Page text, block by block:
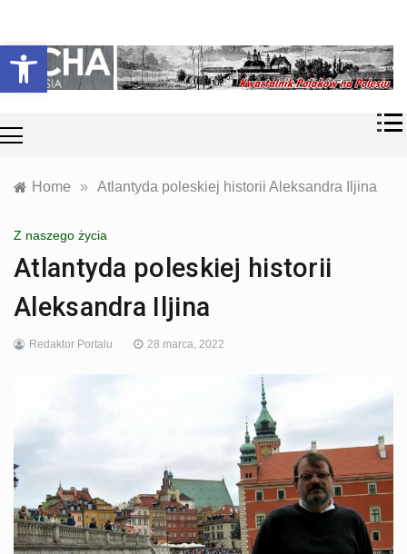
Otwórz pasek narzędzi
content
Echa
Polesia
współczesność
Polaków na
Polesiu.
Home » Atlantyda poleskiej historii Aleksandra Iljina
Z naszego życia
Atlantyda poleskiej historii
Aleksandra Iljina
Redaktor Portalu 28 marca, 2022